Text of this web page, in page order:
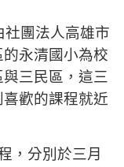
社團法人高雄市
永清國小為校
三民區，這三
歡的課程就近
，分別於三月